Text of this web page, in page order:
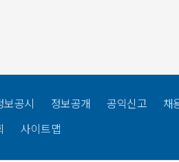
보공시 정보공개 공익신고
채
사이트맵